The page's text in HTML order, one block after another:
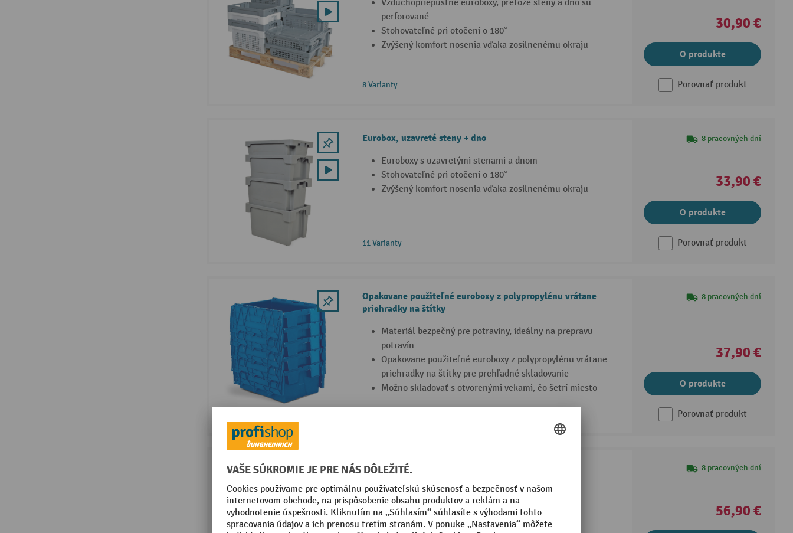
Vzduchopriepustné euroboxy, pretože steny a dno sú
perforované
Stohovateľné pri otočení o 180°
Zvýšený komfort nosenia vďaka zosilnenému okraju
8 Varianty
30,90 €
O produkte
Porovnať produkt
Eurobox, uzavreté steny + dno
Euroboxy s uzavretými stenami a dnom
Stohovateľné pri otočení o 180°
Zvýšený komfort nosenia vďaka zosilnenému okraju
11 Varianty
8 pracovných dní
33,90 €
O produkte
Porovnať produkt
Opakovane použiteľné euroboxy z polypropylénu vrátane
priehradky na štítky
Materiál bezpečný pre potraviny, ideálny na prepravu
potravín
Opakovane použiteľné euroboxy z polypropylénu vrátane
priehradky na štítky pre prehľadné skladovanie
Možno skladovať s otvorenými vekami, čo šetrí miesto
8 pracovných dní
37,90 €
O produkte
Porovnať produkt
Stohovací kontajner
Odnímateľné veko s bezpečným zapínaním na klip
Priehľadná nádoba na rýchly prehľad
Materiál bezpečný na potraviny a odolný
8 pracovných dní
56,90 €